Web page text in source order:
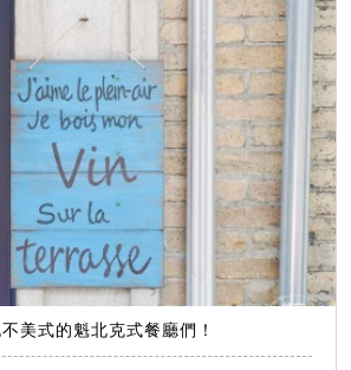
美式的魁北克式餐廳們！